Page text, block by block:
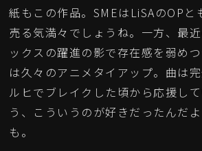
紙もこの作品。SMEはLiSAのOPと
売る気満々でしょうね。一方、最
ックスの躍進の影で存在感を弱め
は久々のアニメタイアップ。曲は
ルヒでブレイクした頃から応援し
う、こういうのが好きだったんだ
も。